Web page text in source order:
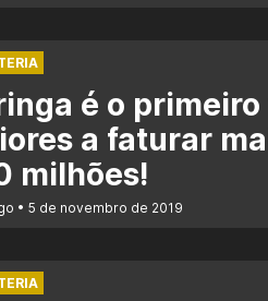
é o
a faturar
milhões!
5 de novembro de 2019